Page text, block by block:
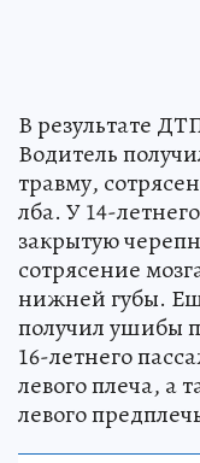
В результате
Водитель
травму,
лба. У 14-
закрытую
сотрясение
нижней губы.
получил ушибы
16-летнего
левого плеча, а
левого